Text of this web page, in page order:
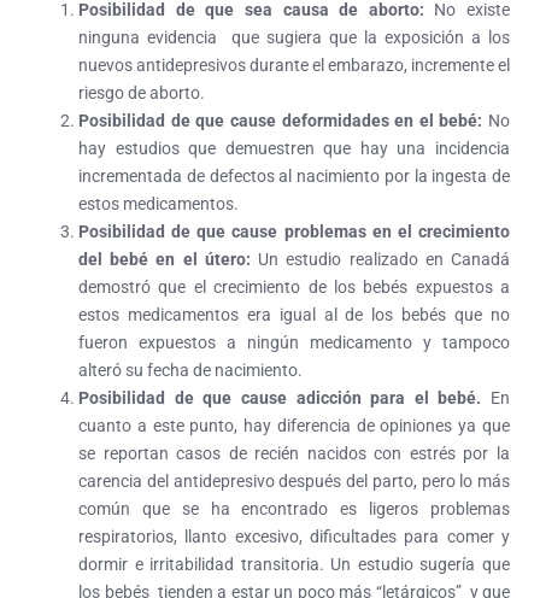
Posibilidad de que sea causa de aborto: No existe
ninguna evidencia que sugiera que la exposición a los
nuevos antidepresivos durante el embarazo, incremente el
riesgo de aborto.
Posibilidad de que cause deformidades en el bebé: No
hay estudios que demuestren que hay una incidencia
incrementada de defectos al nacimiento por la ingesta de
estos medicamentos.
Posibilidad de que cause problemas en el crecimiento
del bebé en el útero: Un estudio realizado en Canadá
demostró que el crecimiento de los bebés expuestos a
estos medicamentos era igual al de los bebés que no
fueron expuestos a ningún medicamento y tampoco
alteró su fecha de nacimiento.
Posibilidad de que cause adicción para el bebé. En
cuanto a este punto, hay diferencia de opiniones ya que
se reportan casos de recién nacidos con estrés por la
carencia del antidepresivo después del parto, pero lo más
común que se ha encontrado es ligeros problemas
respiratorios, llanto excesivo, dificultades para comer y
dormir e irritabilidad transitoria. Un estudio sugería que
los bebés tienden a estar un poco más “letárgicos” y que